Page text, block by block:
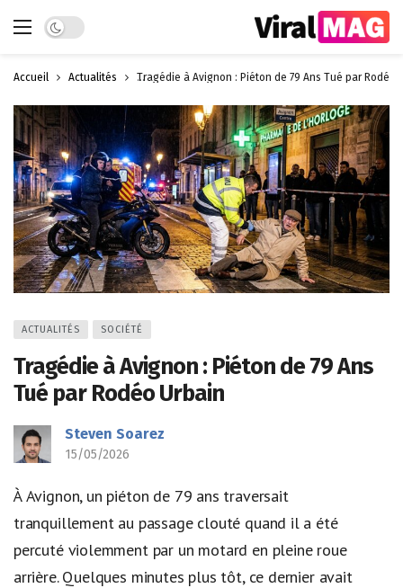
Dark mode
Accueil Actualités Tragédie à Avignon : Piéton de 79 Ans Tué par Rodéo
ACTUALITÉS SOCIÉTÉ
Tragédie à Avignon : Piéton de 79 Ans
Tué par Rodéo Urbain
Steven Soarez
15/05/2026
À Avignon, un piéton de 79 ans traversait
tranquillement au passage clouté quand il a été
percuté violemment par un motard en pleine roue
arrière. Quelques minutes plus tôt, ce dernier avait